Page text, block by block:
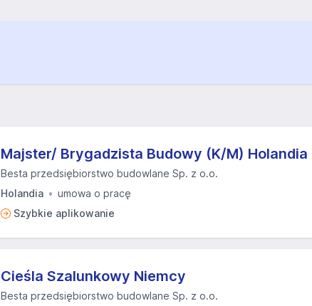
Majster/ Brygadzista Budowy (K/M) Holandia
Besta przedsiębiorstwo budowlane Sp. z o.o.
Holandia
umowa o pracę
Szybkie aplikowanie
Cieśla Szalunkowy Niemcy
Besta przedsiębiorstwo budowlane Sp. z o.o.